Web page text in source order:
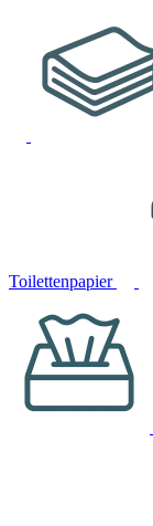
Toilettenpapier